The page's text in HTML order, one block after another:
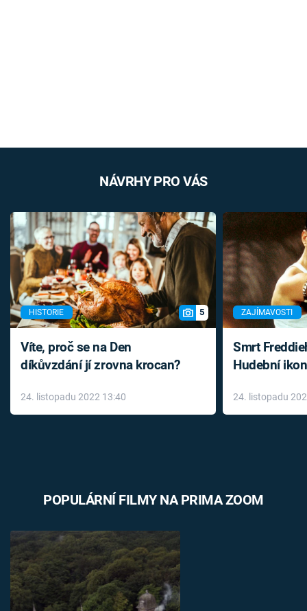
NÁVRHY PRO VÁS
HISTORIE 5
Víte, proč se na Den
díkůvzdání jí zrovna krocan?
24. listopadu 2022 13:40
ZAJÍMAVOSTI
Smrt
Hudební
léky
24. listopadu
POPULÁRNÍ FILMY NA PRIMA ZOOM